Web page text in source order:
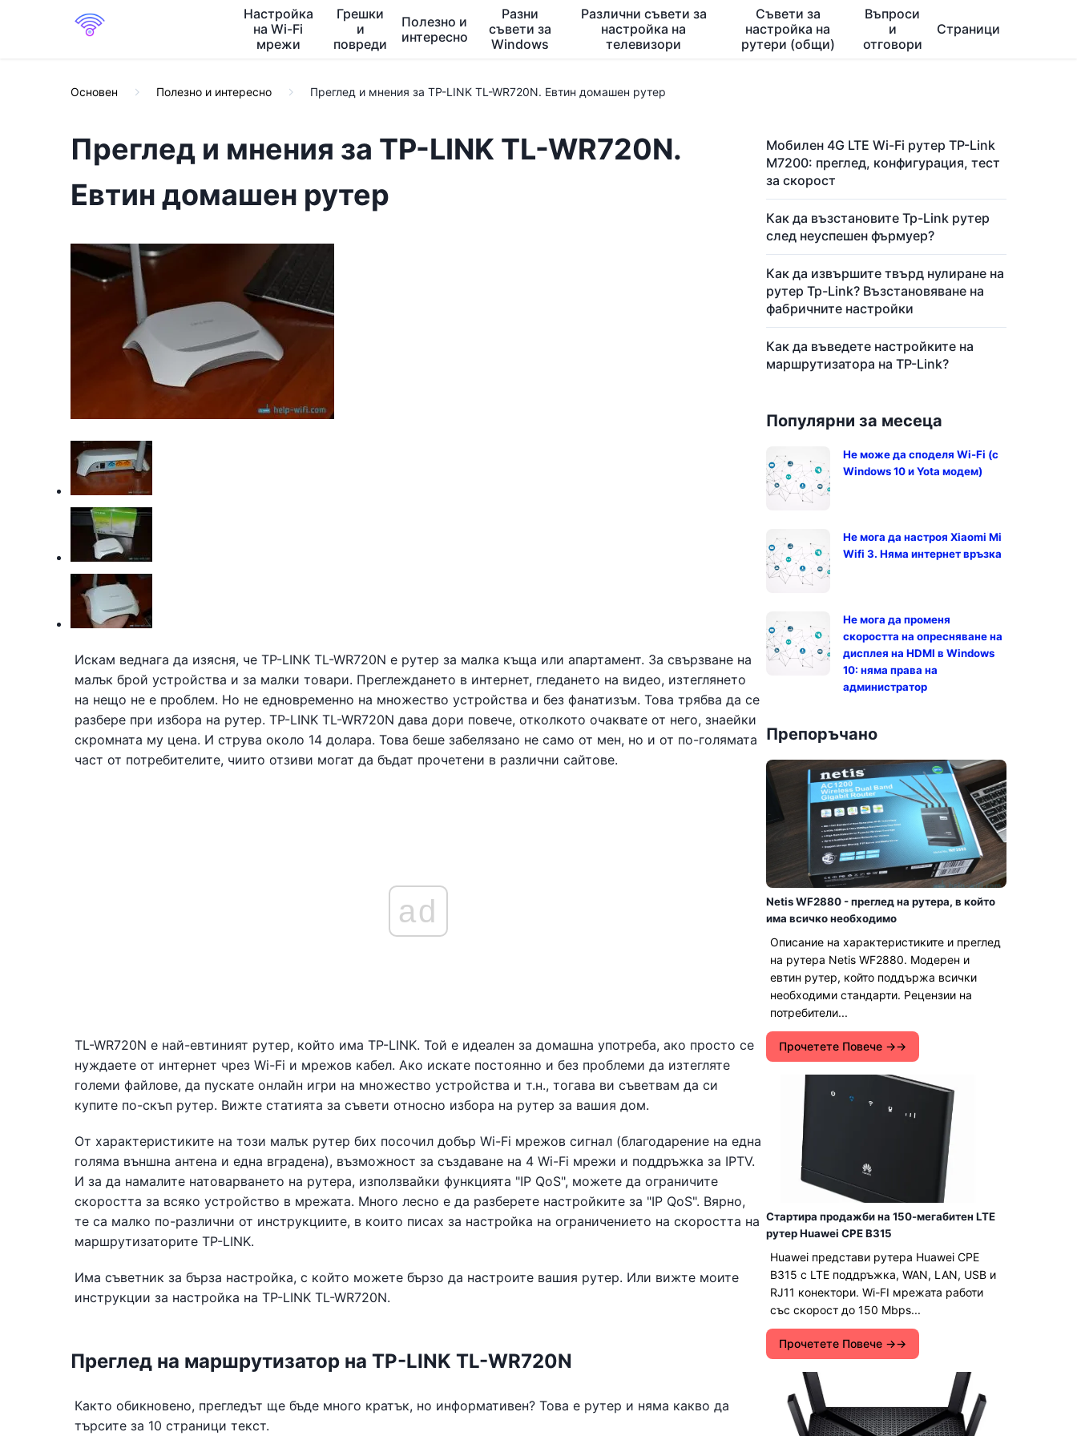
Настройка
на Wi-Fi
мрежи
Грешки
и
повреди
Полезно и
интересно
Разни
съвети за
Windows
Различни съвети за
настройка на
телевизори
Съвети за
настройка на
рутери (общи)
Въпроси
и
отговори
Страници
Основен Полезно и интересно Преглед и мнения за TP-LINK TL-WR720N. Евтин домашен рутер
Преглед и мнения за TP-LINK TL-WR720N.
Евтин домашен рутер
Искам веднага да изясня, че TP-LINK TL-WR720N е рутер за малка къща или апартамент. За свързване на
малък брой устройства и за малки товари. Преглеждането в интернет, гледането на видео, изтеглянето
на нещо не е проблем. Но не едновременно на множество устройства и без фанатизъм. Това трябва да се
разбере при избора на рутер. TP-LINK TL-WR720N дава дори повече, отколкото очаквате от него, знаейки
скромната му цена. И струва около 14 долара. Това беше забелязано не само от мен, но и от по-голямата
част от потребителите, чиито отзиви могат да бъдат прочетени в различни сайтове.
ad
TL-WR720N е най-евтиният рутер, който има TP-LINK. Той е идеален за домашна употреба, ако просто се
нуждаете от интернет чрез Wi-Fi и мрежов кабел. Ако искате постоянно и без проблеми да изтегляте
големи файлове, да пускате онлайн игри на множество устройства и т.н., тогава ви съветвам да си
купите по-скъп рутер. Вижте статията за съвети относно избора на рутер за вашия дом.
От характеристиките на този малък рутер бих посочил добър Wi-Fi мрежов сигнал (благодарение на една
голяма външна антена и една вградена), възможност за създаване на 4 Wi-Fi мрежи и поддръжка за IPTV.
И за да намалите натоварването на рутера, използвайки функцията "IP QoS", можете да ограничите
скоростта за всяко устройство в мрежата. Много лесно е да разберете настройките за "IP QoS". Вярно,
те са малко по-различни от инструкциите, в които писах за настройка на ограничението на скоростта на
маршрутизаторите TP-LINK.
Има съветник за бърза настройка, с който можете бързо да настроите вашия рутер. Или вижте моите
инструкции за настройка на TP-LINK TL-WR720N.
Преглед на маршрутизатор на TP-LINK TL-WR720N
Както обикновено, прегледът ще бъде много кратък, но информативен? Това е рутер и няма какво да
търсите за 10 страници текст.
Мобилен 4G LTE Wi-Fi рутер TP-Link
M7200: преглед, конфигурация, тест
за скорост
Как да възстановите Tp-Link рутер
след неуспешен фърмуер?
Как да извършите твърд нулиране на
рутер Tp-Link? Възстановяване на
фабричните настройки
Как да въведете настройките на
маршрутизатора на TP-Link?
Популярни за месеца
Не може да споделя Wi-Fi (с
Windows 10 и Yota модем)
Не мога да настроя Xiaomi Mi
Wifi 3. Няма интернет връзка
Не мога да променя
скоростта на опресняване на
дисплея на HDMI в Windows
10: няма права на
администратор
Препоръчано
Netis WF2880 - преглед на рутера, в който
има всичко необходимо
Описание на характеристиките и преглед
на рутера Netis WF2880. Модерен и
евтин рутер, който поддържа всички
необходими стандарти. Рецензии на
потребители...
Прочетете Повече →
Стартира продажби на 150-мегабитен LTE
рутер Huawei CPE B315
Huawei представи рутера Huawei CPE
B315 с LTE поддръжка, WAN, LAN, USB и
RJ11 конектори. Wi-FI мрежата работи
със скорост до 150 Mbps...
Прочетете Повече →